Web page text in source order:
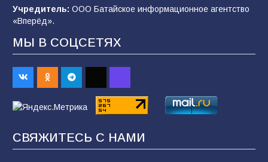
98 04.08.2026
«Пургу нести — не поля переходить»: почему
заявления о мобилизации — это
пропагандистский вброс
01.08.2026
Будет ли мобилизация в России в 2026 году
Учредитель: ООО Батайское информационное агентство
«Вперёд».
МЫ В СОЦСЕТЯХ
СВЯЖИТЕСЬ С НАМИ